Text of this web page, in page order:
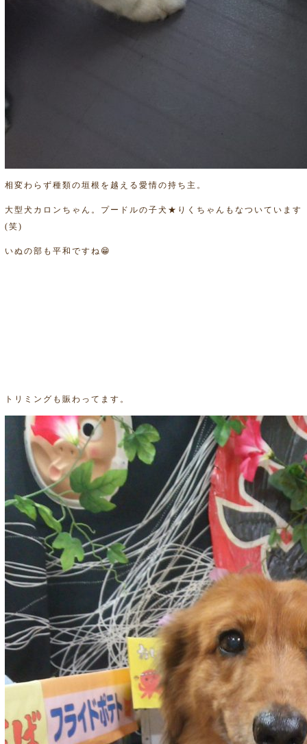
相変わらず種類の垣根を越える愛情の持ち主。
大型犬カロンちゃん。プードルの子犬★りくちゃんもなついています
(笑)
いぬの部も平和ですね😁
トリミングも賑わってます。